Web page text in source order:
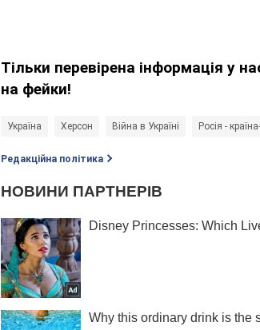
Тільки перевірена інформація у
на фейки!
Україна Херсон Війна в Україні Росія -
Редакційна політика